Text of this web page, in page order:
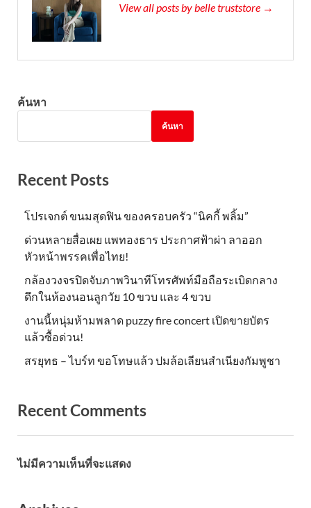
View all posts by belle truststore →
ค้นหา
ค้นหา
Recent Posts
โปรเจกต์ ขนมสุดฟิน ของครอบครัว “นิคกี้ พลิ้ม”
ด่วนหลายสื่อเผย แพทองธาร ประกาศฟ้าผ่า ลาออก
หัวหน้าพรรคเพื่อไทย!
กล้องวงจรปิดจับภาพวินาทีโทรศัพท์มือถือระเบิดกลาง
ดึกในห้องนอนลูกวัย 10 ขวบ และ 4 ขวบ
งานนี้หนุ่มห้ามพลาด puzzy fire concert เปิดขายบัตร
แล้วซื้อด่วน!
สรยุทธ – ไบร์ท ขอโทษแล้ว ปมล้อเลียนสำเนียงกัมพูชา
Recent Comments
ไม่มีความเห็นที่จะแสดง